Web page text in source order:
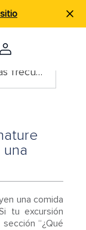
Busca en nuestras Preguntas frecuentes
una
una comida
tu excursión
“¿Qué